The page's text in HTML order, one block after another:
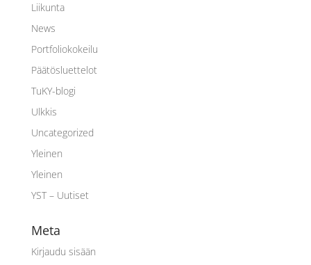
Liikunta
News
Portfoliokokeilu
Päätösluettelot
TuKY-blogi
Ulkkis
Uncategorized
Yleinen
Yleinen
YST – Uutiset
Meta
Kirjaudu sisään